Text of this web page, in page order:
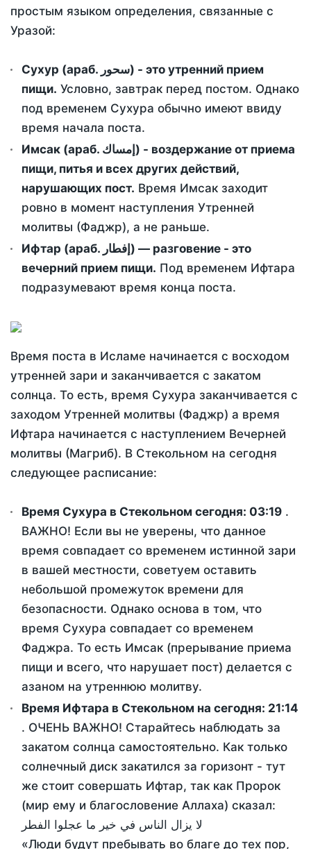
простым языком определения, связанные с
Уразой:
Сухур (араб. سحور) - это утренний прием
пищи. Условно, завтрак перед постом. Однако
под временем Сухура обычно имеют ввиду
время начала поста.
Имсак (араб. إمساك) - воздержание от приема
пищи, питья и всех других действий,
нарушающих пост. Время Имсак заходит
ровно в момент наступления Утренней
молитвы (Фаджр), а не раньше.
Ифтар (араб. إفطار) — разговение - это
вечерний прием пищи. Под временем Ифтара
подразумевают время конца поста.
Время поста в Исламе начинается с восходом
утренней зари и заканчивается с закатом
солнца. То есть, время Сухура заканчивается с
заходом Утренней молитвы (Фаджр) а время
Ифтара начинается с наступлением Вечерней
молитвы (Магриб). В Стекольном на сегодня
следующее расписание:
Время Сухура в Стекольном сегодня: 03:19 .
ВАЖНО! Если вы не уверены, что данное
время совпадает со временем истинной зари
в вашей местности, советуем оставить
небольшой промежуток времени для
безопасности. Однако основа в том, что
время Сухура совпадает со временем
Фаджра. То есть Имсак (прерывание приема
пищи и всего, что нарушает пост) делается с
азаном на утреннюю молитву.
Время Ифтара в Стекольном на сегодня: 21:14
. ОЧЕНЬ ВАЖНО! Старайтесь наблюдать за
закатом солнца самостоятельно. Как только
солнечный диск закатился за горизонт - тут
же стоит совершать Ифтар, так как Пророк
(мир ему и благословение Аллаха) сказал:
لا يزال الناس في خير ما عجلوا الفطر
«Люди будут пребывать во благе до тех пор,